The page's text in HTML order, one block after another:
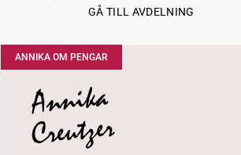
GÅ TILL AVDELNING
ANNIKA OM PENGAR
Annika
Creutzer